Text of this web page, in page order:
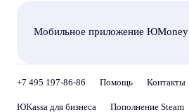
Мобильное приложение ЮMoney
+7 495 197-86-86 Помощь Контакты
ЮKassa для бизнеса Пополнение Steam